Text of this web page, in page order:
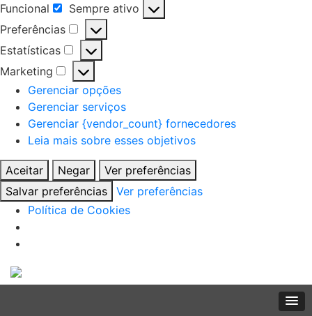
Funcional
Funcional
Sempre ativo
Preferências
Preferências
Estatísticas
Estatísticas
Marketing
Marketing
Gerenciar opções
Gerenciar serviços
Gerenciar {vendor_count} fornecedores
Leia mais sobre esses objetivos
Aceitar Negar
Ver preferências
Salvar preferências
Ver preferências
Política de Cookies
Skip
to